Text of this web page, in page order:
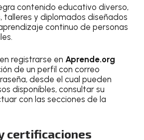
contenido educativo diverso,
talleres y diplomados diseñados
continuo de personas
registrarse enAprende.org
de un perfil con correo
desde el cual pueden
disponibles, consultar su
con las secciones de la
certificaciones